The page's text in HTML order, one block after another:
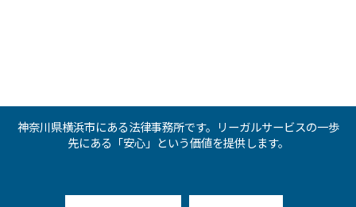
神奈川県横浜市にある法律事務所です。リーガルサービスの一歩
先にある「安心」という価値を提供します。